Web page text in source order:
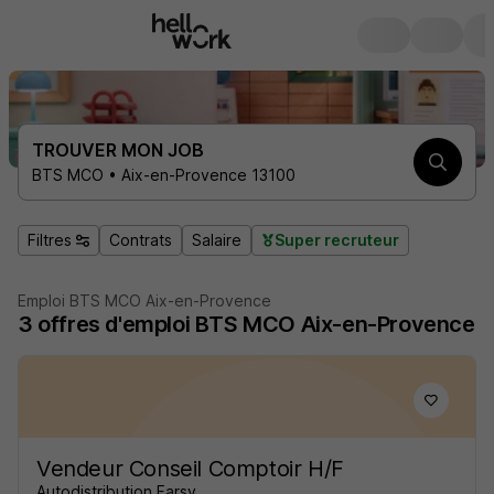
TROUVER MON JOB
BTS MCO • Aix-en-Provence 13100
Filtres Contrats Salaire Super recruteur
Emploi BTS MCO Aix-en-Provence
3 offres d'emploi BTS MCO Aix-en-Provence
Vendeur Conseil Comptoir H/F